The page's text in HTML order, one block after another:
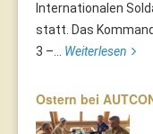
Internationalen
statt. Das
3 –... Weiterlesen
Ostern bei